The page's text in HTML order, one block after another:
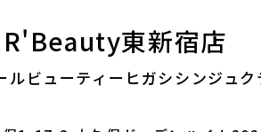
東新宿店
ルビューティーヒガシシンジュク